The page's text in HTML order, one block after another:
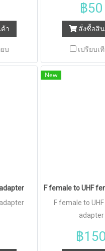
า
บ
฿50
สั่งซื้อสิ
เปรียบเ
New
F female to UHF
F female to
adapter
฿150